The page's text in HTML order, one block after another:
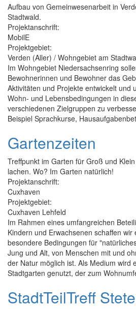
Aufbau von Gemeinwesenarbeit in
Stadtwald.
Projektanschrift:
MobilE
Projektgebiet:
Verden (Aller) / Wohngebiet am
Im Wohngebiet Niedersachsenring
Bewohnerinnen und Bewohner das
Aktivitäten und Projekte entwickelt und
Wohn- und Lebensbedingungen in
verschiedenen Zielgruppen zu
Beispiel Sprachkurse,
Gartenzeiten
Treffpunkt im Garten für Groß und
lachen. Wo? Im Garten natürlich!
Projektanschrift:
Cuxhaven
Projektgebiet:
Cuxhaven Lehfeld
Im Rahmen eines umfangreichen
Kindern und Erwachsenen schaffen wir
besondere Bedingungen für
Jung und Alt, von Menschen mit und
der Natur möglich ist. Als Medium wird
Stadtgarten genutzt, der zum
StadtTeilTreff